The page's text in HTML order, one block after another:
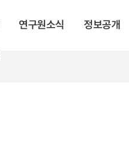
연구원소식 정보공개